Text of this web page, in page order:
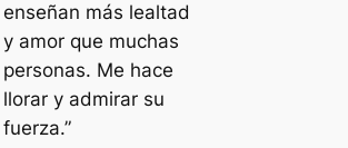
enseñan más lealtad
y amor que muchas
personas. Me hace
llorar y admirar su
fuerza.”